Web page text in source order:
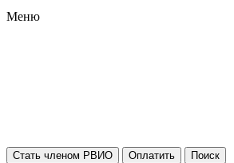
Меню
Стать членом РВИО Оплатить Поиск